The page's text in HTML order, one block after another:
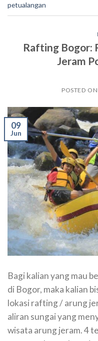
petualangan
Rafting Bogor:
Jeram
POSTED
09
Jun
Bagi kalian yang mau
di Bogor, maka kalian
lokasi rafting / arung
aliran sungai yang
wisata arung jeram. 4